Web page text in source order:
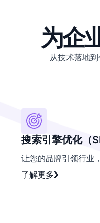
为企
从技术落地
搜索引擎优化（
让您的品牌引领行业
了解更多